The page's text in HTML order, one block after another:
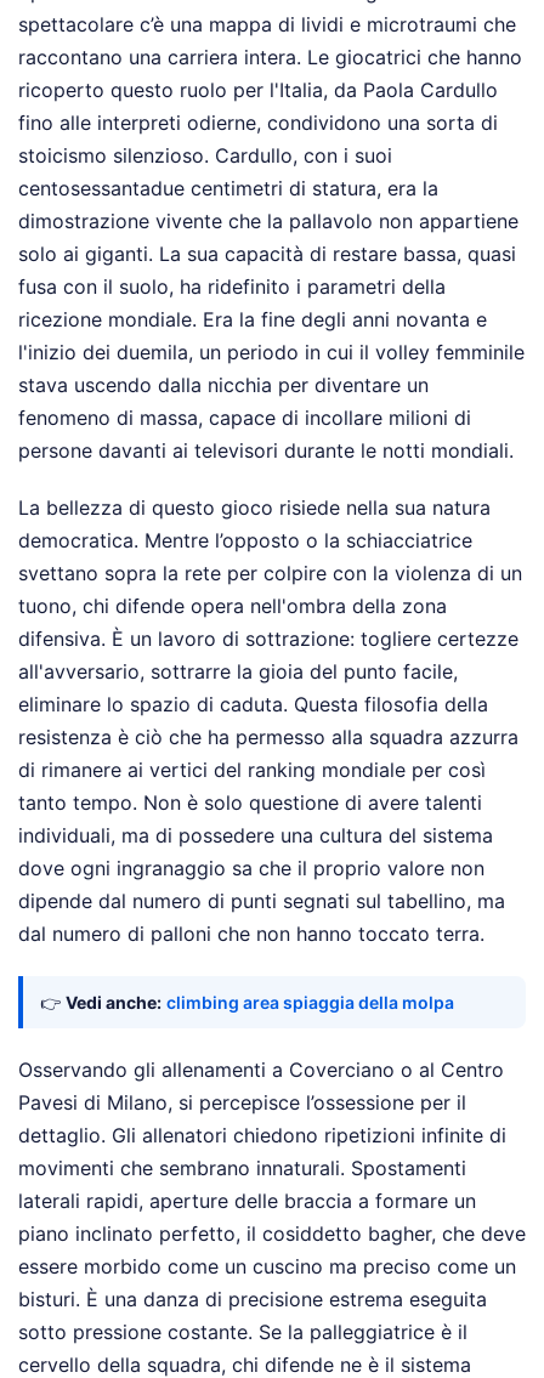
spettacolare c’è una mappa di lividi e microtraumi che
raccontano una carriera intera. Le giocatrici che hanno
ricoperto questo ruolo per l'Italia, da Paola Cardullo
fino alle interpreti odierne, condividono una sorta di
stoicismo silenzioso. Cardullo, con i suoi
centosessantadue centimetri di statura, era la
dimostrazione vivente che la pallavolo non appartiene
solo ai giganti. La sua capacità di restare bassa, quasi
fusa con il suolo, ha ridefinito i parametri della
ricezione mondiale. Era la fine degli anni novanta e
l'inizio dei duemila, un periodo in cui il volley femminile
stava uscendo dalla nicchia per diventare un
fenomeno di massa, capace di incollare milioni di
persone davanti ai televisori durante le notti mondiali.
La bellezza di questo gioco risiede nella sua natura
democratica. Mentre l’opposto o la schiacciatrice
svettano sopra la rete per colpire con la violenza di un
tuono, chi difende opera nell'ombra della zona
difensiva. È un lavoro di sottrazione: togliere certezze
all'avversario, sottrarre la gioia del punto facile,
eliminare lo spazio di caduta. Questa filosofia della
resistenza è ciò che ha permesso alla squadra azzurra
di rimanere ai vertici del ranking mondiale per così
tanto tempo. Non è solo questione di avere talenti
individuali, ma di possedere una cultura del sistema
dove ogni ingranaggio sa che il proprio valore non
dipende dal numero di punti segnati sul tabellino, ma
dal numero di palloni che non hanno toccato terra.
👉 Vedi anche: climbing area spiaggia della molpa
Osservando gli allenamenti a Coverciano o al Centro
Pavesi di Milano, si percepisce l’ossessione per il
dettaglio. Gli allenatori chiedono ripetizioni infinite di
movimenti che sembrano innaturali. Spostamenti
laterali rapidi, aperture delle braccia a formare un
piano inclinato perfetto, il cosiddetto bagher, che deve
essere morbido come un cuscino ma preciso come un
bisturi. È una danza di precisione estrema eseguita
sotto pressione costante. Se la palleggiatrice è il
cervello della squadra, chi difende ne è il sistema